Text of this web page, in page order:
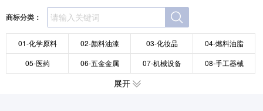
商标分类：
01-化学原料 02-颜料油漆 03-化妆品
04-燃料油脂
05-医药
06-五金金属 07-机械设备 08-手工器械
展开